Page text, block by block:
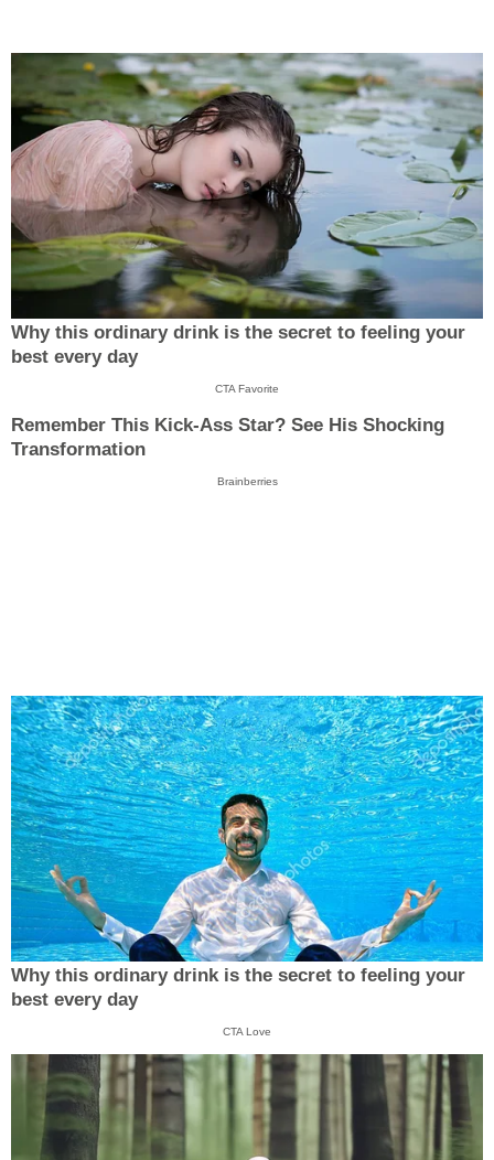
Why this ordinary drink is the secret to feeling your
best every day
CTA Favorite
Remember This Kick-Ass Star? See His Shocking
Transformation
Brainberries
Why this ordinary drink is the secret to feeling your
best every day
CTA Love